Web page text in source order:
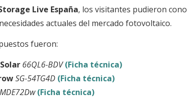
Live España, los visitantes pudieron
actuales del mercado fotovoltaico.
fueron:
66QL6-BDV (Ficha técnica)
SG-54TG4D (Ficha técnica)
MDE72Dw (Ficha técnica)